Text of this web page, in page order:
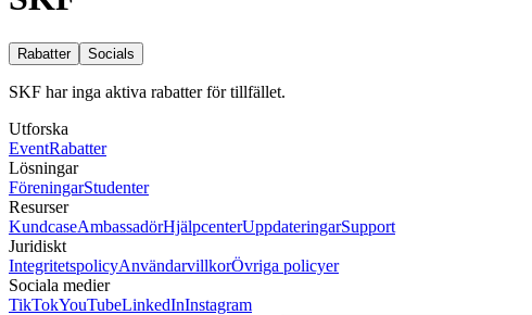
Rabatter Socials
SKF har inga aktiva rabatter för tillfället.
Utforska
EventRabatter
Lösningar
FöreningarStudenter
Resurser
KundcaseAmbassadörHjälpcenterUppdateringarSupport
Juridiskt
IntegritetspolicyAnvändarvillkorÖvriga policyer
Sociala medier
TikTokYouTubeLinkedInInstagram